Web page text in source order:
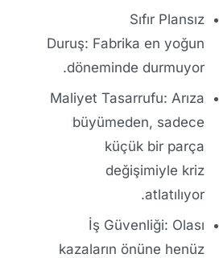
Sıfır Plansız
Duruş: Fabrika en yoğun
döneminde durmuyor.
Maliyet Tasarrufu: Arıza
büyümeden, sadece
küçük bir parça
değişimiyle kriz
atlatılıyor.
İş Güvenliği: Olası
kazaların önüne henüz